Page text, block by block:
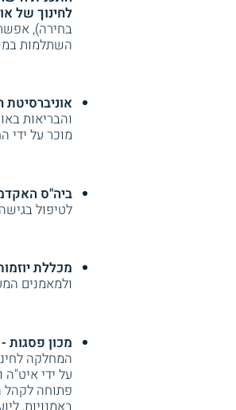
לחינוך של
בחירה),
השתלמות במשרד החינוך, וכוללים
אוניברסיטת
מוכר על ידי
ביה"ס
לטיפול
מכללת
ולמאמנים
מכון פסגות -
המחלקה
על ידי
פתוחה לקהל